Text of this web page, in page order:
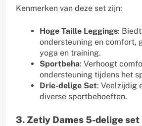
Kenmerken van deze set zijn:
Hoge Taille Leggings:
ondersteuning en comfort,
yoga en training.
Sportbeha: Verhoogt
ondersteuning tijdens het
Drie-delige Set: Veelzijdig
diverse sportbehoeften.
3. Zetiy Dames 5-delige set